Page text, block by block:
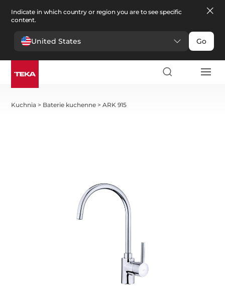
Indicate in which country or region you are to see specific
content.
United States Go
Kuchnia > Baterie kuchenne >ARK 915